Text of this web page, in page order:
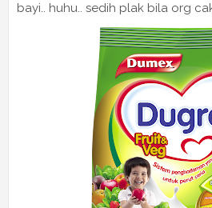
bayi.. huhu.. sedih plak bila org